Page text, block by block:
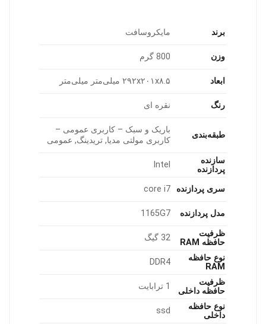
برند مایکروسافت
وزن 800 گرم
ابعاد ۲۹۲x۲۰۱x۸.۵ میلی‌متر میلی‌متر
رنگ نقره ای
طبقه‌بندی
باریک و سبک – کاربری عمومی –
کاربری مولتی مدیا, تریدینگ, عمومی
سازنده
پردازنده
Intel
سری پردازنده core i7
مدل پردازنده
1165G7
ظرفیت
حافظه RAM
32 گیگ
نوع حافظه
RAM
DDR4
ظرفیت
حافظه داخلی
1 ترابایت
نوع حافظه
داخلی
ssd